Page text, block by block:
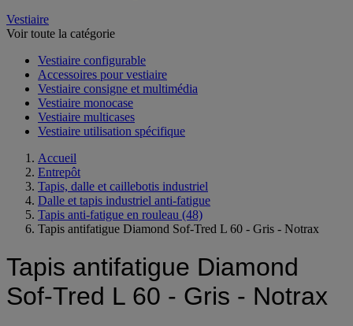
Vestiaire
Voir toute la catégorie
Vestiaire configurable
Accessoires pour vestiaire
Vestiaire consigne et multimédia
Vestiaire monocase
Vestiaire multicases
Vestiaire utilisation spécifique
Accueil
Entrepôt
Tapis, dalle et caillebotis industriel
Dalle et tapis industriel anti-fatigue
Tapis anti-fatigue en rouleau (48)
Tapis antifatigue Diamond Sof-Tred L 60 - Gris - Notrax
Tapis antifatigue Diamond
Sof-Tred L 60 - Gris - Notrax